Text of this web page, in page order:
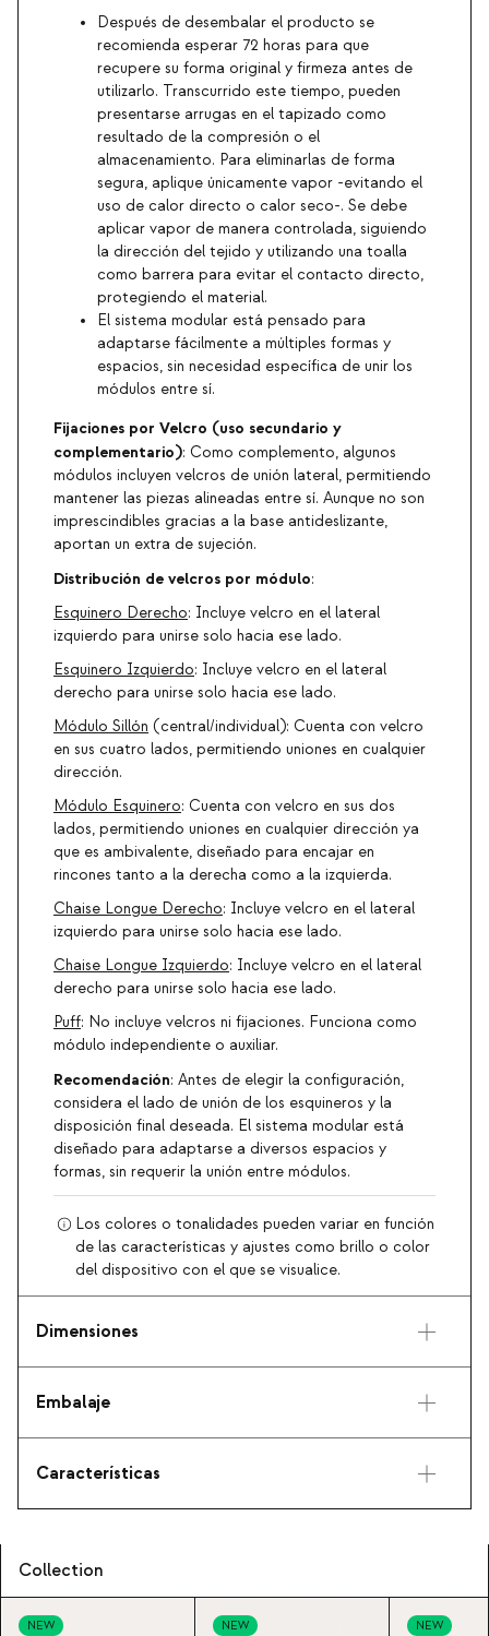
Después de desembalar el producto se
recomienda esperar 72 horas para que
recupere su forma original y firmeza antes de
utilizarlo. Transcurrido este tiempo, pueden
presentarse arrugas en el tapizado como
resultado de la compresión o el
almacenamiento. Para eliminarlas de forma
segura, aplique únicamente vapor -evitando el
uso de calor directo o calor seco-. Se debe
aplicar vapor de manera controlada, siguiendo
la dirección del tejido y utilizando una toalla
como barrera para evitar el contacto directo,
protegiendo el material.
El sistema modular está pensado para
adaptarse fácilmente a múltiples formas y
espacios, sin necesidad específica de unir los
módulos entre sí.
Fijaciones por Velcro (uso secundario y
complementario): Como complemento, algunos
módulos incluyen velcros de unión lateral, permitiendo
mantener las piezas alineadas entre sí. Aunque no son
imprescindibles gracias a la base antideslizante,
aportan un extra de sujeción.
Distribución de velcros por módulo:
Esquinero Derecho: Incluye velcro en el lateral
izquierdo para unirse solo hacia ese lado.
Esquinero Izquierdo: Incluye velcro en el lateral
derecho para unirse solo hacia ese lado.
Módulo Sillón (central/individual): Cuenta con velcro
en sus cuatro lados, permitiendo uniones en cualquier
dirección.
Módulo Esquinero: Cuenta con velcro en sus dos
lados, permitiendo uniones en cualquier dirección ya
que es ambivalente, diseñado para encajar en
rincones tanto a la derecha como a la izquierda.
Chaise Longue Derecho: Incluye velcro en el lateral
izquierdo para unirse solo hacia ese lado.
Chaise Longue Izquierdo: Incluye velcro en el lateral
derecho para unirse solo hacia ese lado.
Puff: No incluye velcros ni fijaciones. Funciona como
módulo independiente o auxiliar.
Recomendación: Antes de elegir la configuración,
considera el lado de unión de los esquineros y la
disposición final deseada. El sistema modular está
diseñado para adaptarse a diversos espacios y
formas, sin requerir la unión entre módulos.
Los colores o tonalidades pueden variar en función
de las características y ajustes como brillo o color
del dispositivo con el que se visualice.
Dimensiones
Embalaje
Características
Collection
NEW NEW NEW